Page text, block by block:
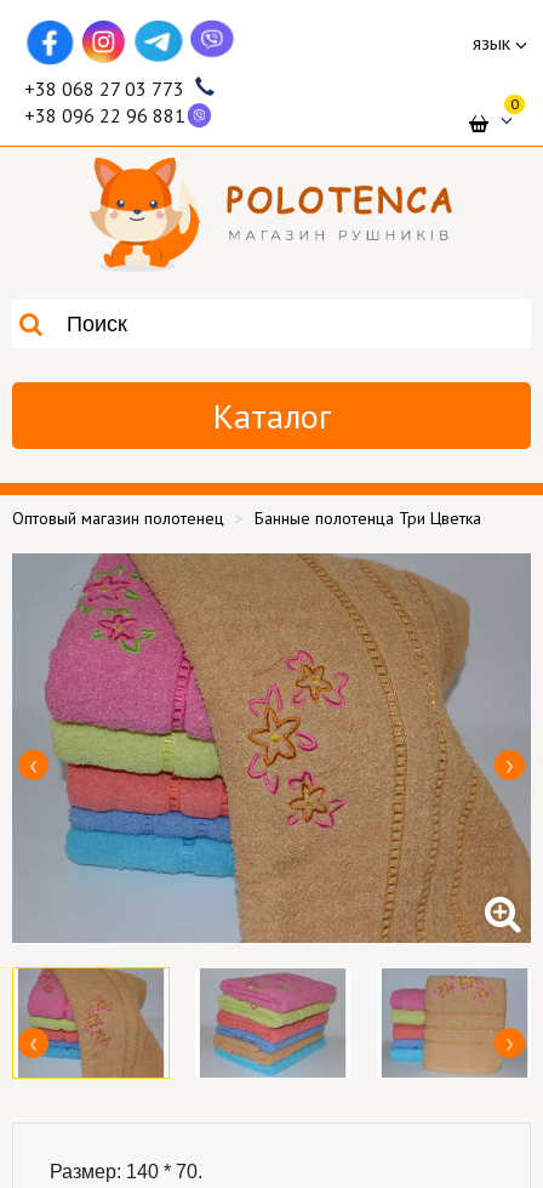
язык
+38 068 27 03 773
+38 096 22 96 881
0
Каталог
Оптовый магазин полотенец Банные полотенца Три Цветка
Размер: 140 * 70.